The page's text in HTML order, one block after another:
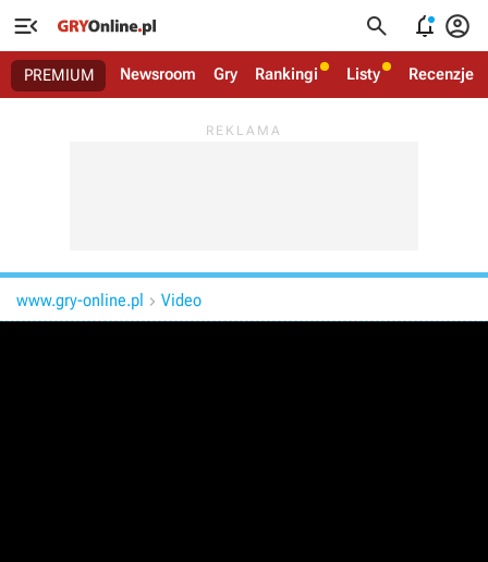
   
PREMIUM Newsroom Gry Rankingi Listy Recenzje
www.gry-online.pl  Video